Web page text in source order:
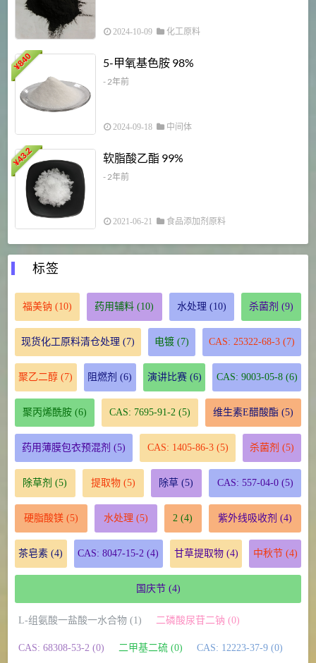
2024-10-09 化工原料
¥
840 5-甲氧基色胺 98%
- 2年前
2024-09-18 中间体
¥
43.2 软脂酸乙酯 99%
- 2年前
2021-06-21 食品添加剂原料
标签
福美钠 (10) 药用辅料 (10) 水处理 (10) 杀菌剂 (9)
现货化工原料清仓处理 (7) 电镀 (7) CAS: 25322-68-3 (7)
聚乙二醇 (7) 阻燃剂 (6) 演讲比赛(6) CAS: 9003-05-8(6)
聚丙烯酰胺(6) CAS: 7695-91-2 (5) 维生素E醋酸酯 (5)
药用薄膜包衣预混剂 (5) CAS: 1405-86-3(5) 杀菌剂 (5)
除草剂 (5) 提取物(5) 除草 (5) CAS: 557-04-0(5)
硬脂酸镁(5) 水处理 (5) 2 (4) 紫外线吸收剂 (4)
茶皂素 (4) CAS: 8047-15-2 (4) 甘草提取物(4) 中秋节(4)
国庆节(4)
L-组氨酸一盐酸一水合物 (1) 二磷酸尿苷二钠 (0)
CAS: 68308-53-2 (0) 二甲基二硫 (0) CAS: 12223-37-9 (0)